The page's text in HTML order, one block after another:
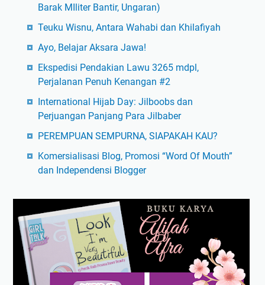
Barak MIliter Bantir, Ungaran)
Teuku Wisnu, Antara Wahabi dan Khilafiyah
Ayo, Belajar Aksara Jawa!
Ekspedisi Pendakian Lawu 3265 mdpl,
Perjalanan Penuh Kenangan #2
International Hijab Day: Jilboobs dan
Perjuangan Panjang Para Jilbaber
PEREMPUAN SEMPURNA, SIAPAKAH KAU?
Komersialisasi Blog, Promosi “Word Of Mouth”
dan Independensi Blogger